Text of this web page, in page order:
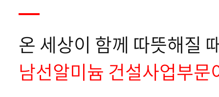
온 세상이 함께 따뜻해질
남선알미늄 건설사업부